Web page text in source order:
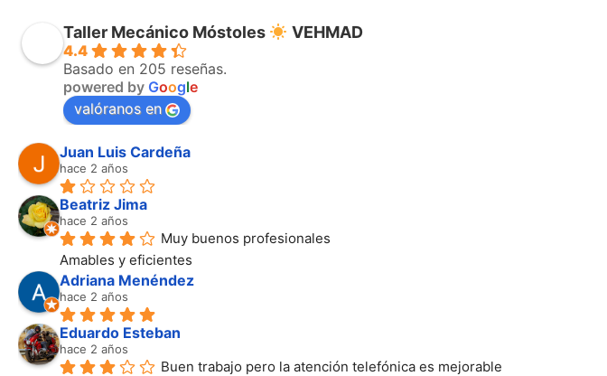
Taller Mecánico Móstoles VEHMAD
4.4
Basado en 205 reseñas.
powered by Google
valóranos en
Juan Luis Cardeña
hace 2 años
Beatriz Jima
hace 2 años
Muy buenos profesionales
Amables y eficientes
Adriana Menéndez
hace 2 años
Eduardo Esteban
hace 2 años
Buen trabajo pero la atención telefónica es mejorable